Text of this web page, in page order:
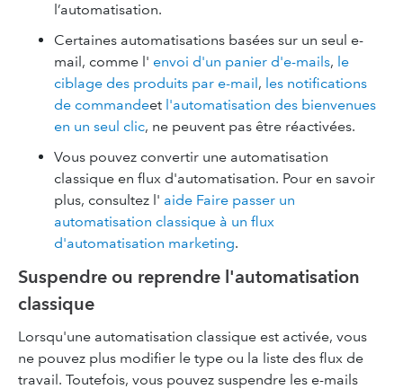
l’automatisation.
Certaines automatisations basées sur un seul e-
mail, comme l' envoi d'un panier d'e-mails, le
ciblage des produits par e-mail, les notifications
de commandeet l'automatisation des bienvenues
en un seul clic, ne peuvent pas être réactivées.
Vous pouvez convertir une automatisation
classique en flux d'automatisation. Pour en savoir
plus, consultez l' aide Faire passer un
automatisation classique à un flux
d'automatisation marketing.
Suspendre ou reprendre l'automatisation
classique
Lorsqu'une automatisation classique est activée, vous
ne pouvez plus modifier le type ou la liste des flux de
travail. Toutefois, vous pouvez suspendre les e-mails